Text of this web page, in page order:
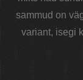
sammud on
variant, isegi